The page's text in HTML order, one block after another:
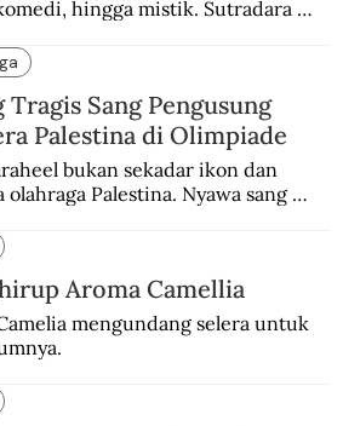
hingga mistik. Sutradara
Tragis Sang Pengusung
Palestina di Olimpiade
bukan sekadar ikon dan
olahraga Palestina. Nyawa sang
Rafah.
Aroma Camellia
mengundang selera untuk